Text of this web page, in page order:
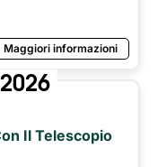
Maggiori informazioni
2026
Il Telescopio